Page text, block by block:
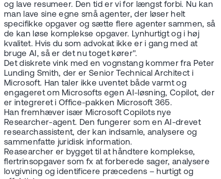
og lave resumeer. Den tid er vi for længst forbi. Nu kan
man lave sine egne små agenter, der løser helt
specifikke opgaver og sætte flere agenter sammen, så
de kan løse komplekse opgaver. Lynhurtigt og i høj
kvalitet. Hvis du som advokat ikke er i gang med at
bruge AI, så er det nu toget kører".
Det diskrete vink med en vognstang kommer fra Peter
Lunding Smith, der er Senior Technical Architect i
Microsoft. Han taler ikke uventet både varmt og
engageret om Microsofts egen AI-løsning, Copilot, der
er integreret i Office-pakken Microsoft 365.
Han fremhæver især Microsoft Copilots nye
Researcher-agent. Den fungerer som en AI-drevet
researchassistent, der kan indsamle, analysere og
sammenfatte juridisk information.
Reasearcher er bygget til at håndtere komplekse,
flertrinsopgaver som fx at forberede sager, analysere
lovgivning og identificere præcedens – hurtigt og